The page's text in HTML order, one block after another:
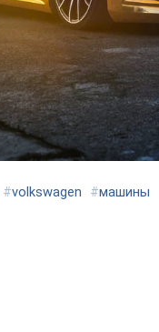
#volkswagen #машины